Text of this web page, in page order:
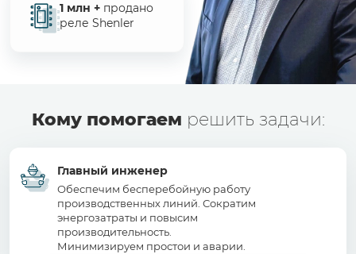
1 млн + продано
реле Shenler
Кому помогаем решить задачи:
Главный инженер
Обеспечим бесперебойную работу
производственных линий. Сократим
энергозатраты и повысим
производительность.
Минимизируем простои и аварии.